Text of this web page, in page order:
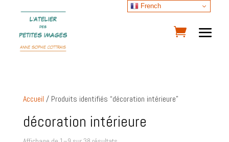
Accueil / Produits identifiés “décoration intérieure”
décoration intérieure
French